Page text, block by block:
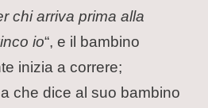
chi arriva prima alla
io“, e il bambino
inizia a correre;
che dice al suo bambino